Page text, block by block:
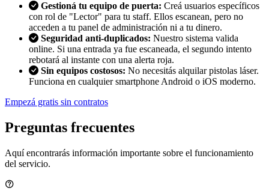
Gestioná tu equipo de puerta: Creá usuarios específicos
con rol de "Lector" para tu staff. Ellos escanean, pero no
acceden a tu panel de administración ni a tu dinero.
Seguridad anti-duplicados: Nuestro sistema valida
online. Si una entrada ya fue escaneada, el segundo intento
rebotará al instante con una alerta roja.
Sin equipos costosos: No necesitás alquilar pistolas láser.
Funciona en cualquier smartphone Android o iOS moderno.
Empezá gratis sin contratos
Preguntas frecuentes
Aquí encontrarás información importante sobre el funcionamiento
del servicio.